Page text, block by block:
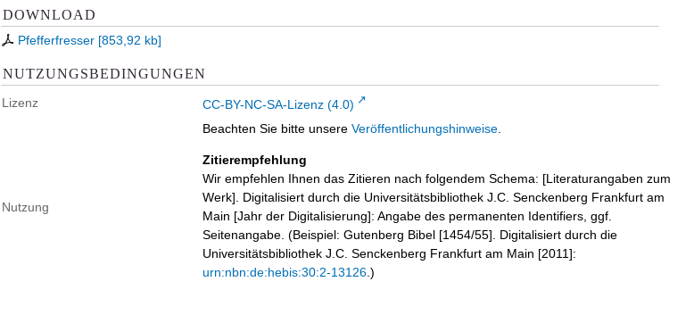
DOWNLOAD
Pfefferfresser [853,92 kb]
NUTZUNGSBEDINGUNGEN
Lizenz CC-BY-NC-SA-Lizenz (4.0)
Nutzung
Beachten Sie bitte unsere Veröffentlichungshinweise
Zitierempfehlung
Wir empfehlen Ihnen das Zitieren nach folgendem Schema: [Literaturangaben zum
Werk]. Digitalisiert durch die Universitätsbibliothek J.C. Senckenberg Frankfurt am
Main [Jahr der Digitalisierung]: Angabe des permanenten Identifiers, ggf.
Seitenangabe. (Beispiel: Gutenberg Bibel [1454/55]. Digitalisiert durch die
Universitätsbibliothek J.C. Senckenberg Frankfurt am Main [2011]:
urn:nbn:de:hebis:30:2-13126 .)